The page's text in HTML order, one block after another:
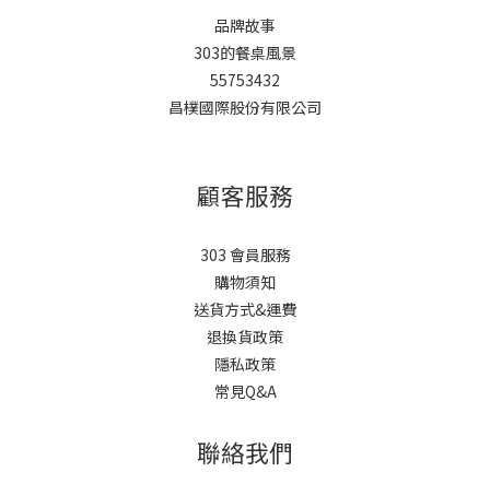
品牌故事
303的餐桌風景
55753432
昌樸國際股份有限公司
顧客服務
303 會員服務
購物須知
送貨方式&運費
退換貨政策
隱私政策
常見Q&A
聯絡我們